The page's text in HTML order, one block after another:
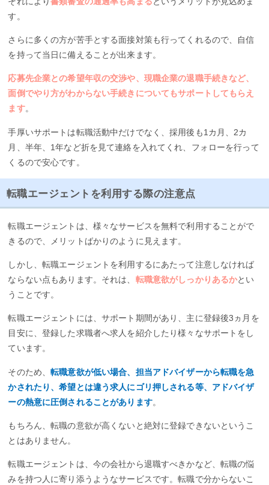
す。
さらに多くの方が苦手とする面接対策も行ってくれるので、自信
を持って当日に備えることが出来ます。
応募先企業との希望年収の交渉や、現職企業の退職手続きなど、
面倒でやり方がわからない手続きについてもサポートしてもらえ
ます。
手厚いサポートは転職活動中だけでなく、採用後も1カ月、2カ
月、半年、1年など折を見て連絡を入れてくれ、フォローを行って
くるので安心です。
転職エージェントを利用する際の注意点
転職エージェントは、様々なサービスを無料で利用することがで
きるので、メリットばかりのように見えます。
しかし、転職エージェントを利用するにあたって注意しなければ
ならない点もあります。それは、 転職意欲がしっかりあるかとい
うことです。
転職エージェントには、サポート期間があり、主に登録後3ヵ月を
目安に、登録した求職者へ求人を紹介したり様々なサポートをし
ています。
そのため、転職意欲が低い場合、担当アドバイザーから転職を急
かされたり、希望とは違う求人にゴリ押しされる等、アドバイザ
ーの熱意に圧倒されることがあります。
もちろん、転職の意欲が高くないと絶対に登録できないというこ
とはありません。
転職エージェントは、今の会社から退職すべきかなど、転職の悩
みを持つ人に寄り添うようなサービスです。転職で分からないこ